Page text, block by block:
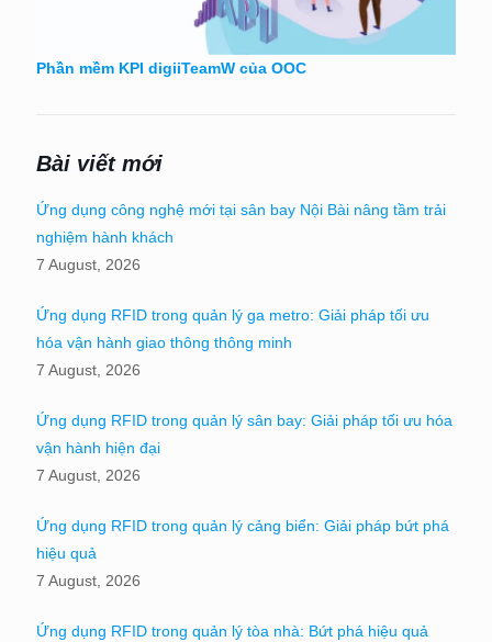
Phần mềm KPI digiiTeamW của OOC
Bài viết mới
Ứng dụng công nghệ mới tại sân bay Nội Bài nâng tầm trải
nghiệm hành khách
7 August, 2026
Ứng dụng RFID trong quản lý ga metro: Giải pháp tối ưu
hóa vận hành giao thông thông minh
7 August, 2026
Ứng dụng RFID trong quản lý sân bay: Giải pháp tối ưu hóa
vận hành hiện đại
7 August, 2026
Ứng dụng RFID trong quản lý cảng biển: Giải pháp bứt phá
hiệu quả
7 August, 2026
Ứng dụng RFID trong quản lý tòa nhà: Bứt phá hiệu quả